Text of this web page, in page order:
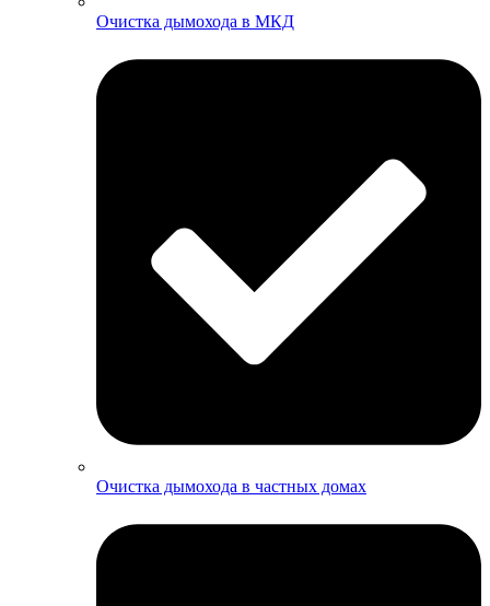
Очистка дымохода в МКД
Очистка дымохода в частных домах